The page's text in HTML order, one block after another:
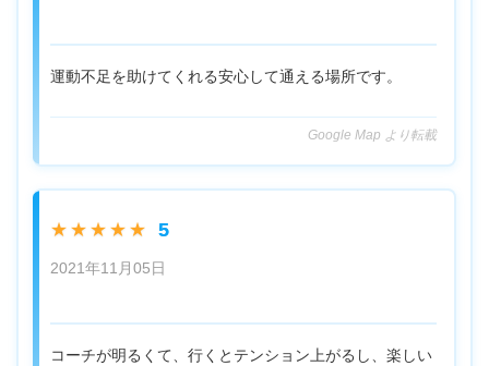
運動不足を助けてくれる安心して通える場所です。
Google Map より転載
★★★★★ 5
2021年11月05日
コーチが明るくて、行くとテンション上がるし、楽しい